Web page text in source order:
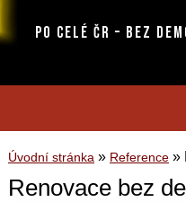
PO CELÉ ČR – BEZ
Úvodní stránka » Reference »
Renovace bez